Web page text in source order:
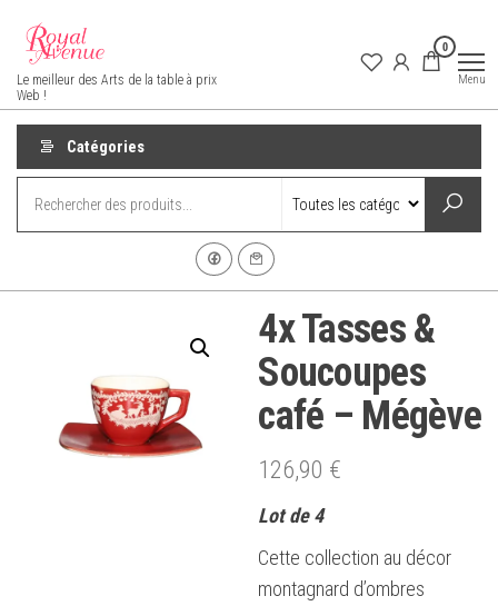
contenu
Royal Avenue
Le meilleur des Arts de la table à prix
Web !
0
Menu
Catégories
4x Tasses &
Soucoupes
café – Mégève
126,90 €
Lot de 4
Cette collection au décor
montagnard d’ombres